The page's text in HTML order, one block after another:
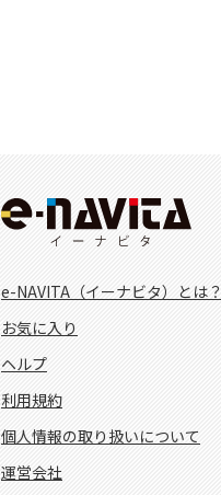
e-NAVITA（イーナビタ）とは？
お気に入り
ヘルプ
利用規約
個人情報の取り扱いについて
運営会社